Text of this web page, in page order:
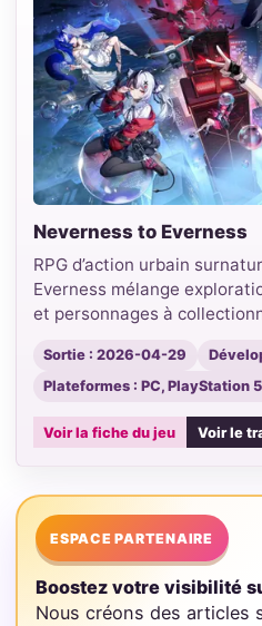
Neverness to Everness
RPG d’action urbain
Everness mélange
et personnages à
Sortie : 2026-04-29
Plateformes : PC, PlayStation
Voir la fiche du jeu Voir le
ESPACE PARTENAIRE
Boostez votre visibilité
Nous créons des articles